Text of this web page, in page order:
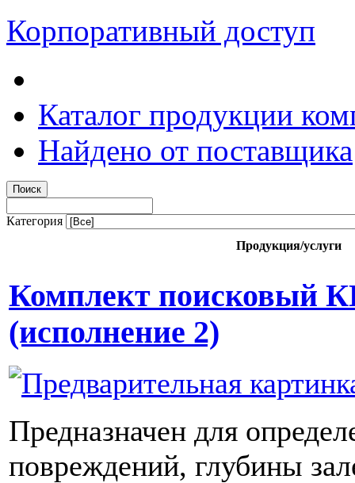
Корпоративный доступ
Каталог продукции
Найдено от поставщика
Категория
Продукция/услуги
Комплект поисковый
(исполнение 2)
Предназначен для
повреждений, глубины